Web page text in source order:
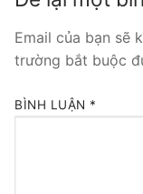
Tổng đài
HOSTED
Email của bạn sẽ
trường bắt buộc
BÌNH LUẬN *